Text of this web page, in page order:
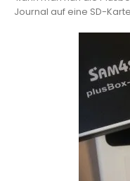
Journal auf eine SD-